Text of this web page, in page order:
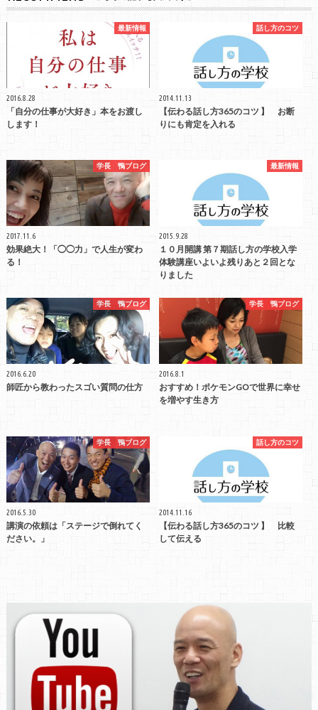
最新情報
2016.8.28
「自分の仕事が大好き」本をお渡し
します！
話し方のコツ
2014.11.13
【伝わる話し方365のコツ 】 お断
りにも肯定を入れる
学長 鴨ブログ
2017.11.6
効果絶大！「◯◯力」で人生が変わ
る！
最新情報
2015.9.28
１０月開講 第７期話し方の学校入学
体験講座いよいよ残りあと２回とな
りました
学長 鴨ブログ
2016.6.20
師匠から教わったスゴい質問の仕方
学長 鴨ブログ
2016.8.1
おすすめ！ポケモンGOで世界に幸せ
を増やす生き方
学長 鴨ブログ
2016.5.30
講演の依頼は「ステージで倒れてく
ださい。」
話し方のコツ
2014.11.16
【伝わる話し方365のコツ 】 比較
して伝える